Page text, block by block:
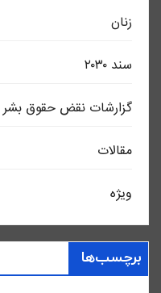
زنان
سند ٢٠٣٠
گزارشات نقض حقوق بشر
مقالات
ویژه
برچسب‌ها